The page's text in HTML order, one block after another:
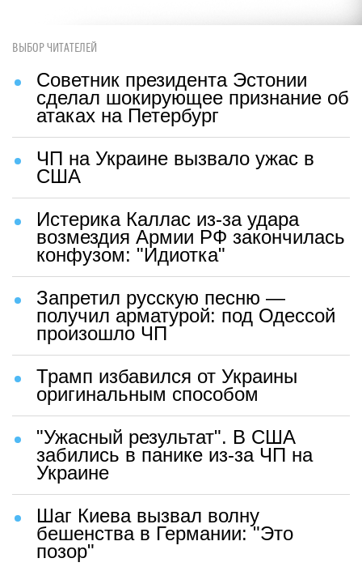
ВЫБОР ЧИТАТЕЛЕЙ
Советник президента Эстонии
сделал шокирующее признание об
атаках на Петербург
ЧП на Украине вызвало ужас в
США
Истерика Каллас из-за удара
возмездия Армии РФ закончилась
конфузом: "Идиотка"
Запретил русскую песню —
получил арматурой: под Одессой
произошло ЧП
Трамп избавился от Украины
оригинальным способом
"Ужасный результат". В США
забились в панике из-за ЧП на
Украине
Шаг Киева вызвал волну
бешенства в Германии: "Это
позор"